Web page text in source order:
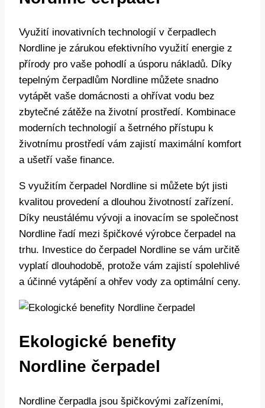
Využití inovativních technologií v čerpadlech
Nordline je zárukou efektivního využití energie z
přírody pro vaše pohodlí a úsporu nákladů. Díky
tepelným čerpadlům Nordline můžete snadno
vytápět vaše domácnosti a ohřívat vodu bez
zbytečné zátěže na životní prostředí. Kombinace
moderních technologií a šetrného přístupu k
životnímu prostředí vám zajistí maximální komfort
a ušetří vaše finance.
S využitím čerpadel Nordline si můžete být jisti
kvalitou provedení a dlouhou životností zařízení.
Díky neustálému vývoji a inovacím se společnost
Nordline řadí mezi špičkové výrobce čerpadel na
trhu. Investice do čerpadel Nordline se vám určitě
vyplatí dlouhodobě, protože vám zajistí spolehlivé
a účinné vytápění a ohřev vody za optimální ceny.
Ekologické benefity
Nordline čerpadel
Nordline čerpadla jsou špičkovými zařízeními,